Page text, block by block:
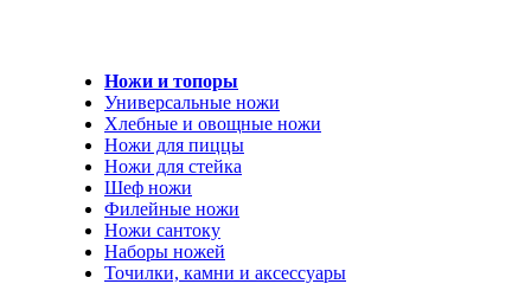
Ножи и топоры
Универсальные ножи
Хлебные и овощные ножи
Ножи для пиццы
Ножи для стейка
Шеф ножи
Филейные ножи
Ножи сантоку
Наборы ножей
Точилки, камни и аксессуары